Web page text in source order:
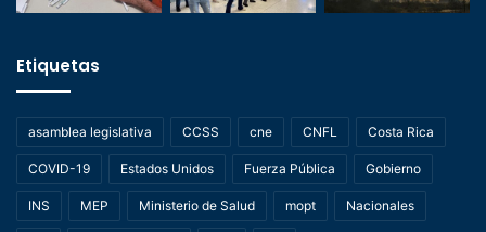
Etiquetas
asamblea legislativa CCSS cne CNFL Costa Rica
COVID-19 Estados Unidos Fuerza Pública Gobierno
INS MEP Ministerio de Salud mopt Nacionales